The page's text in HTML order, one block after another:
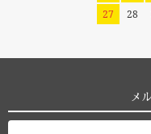
27
28
メ